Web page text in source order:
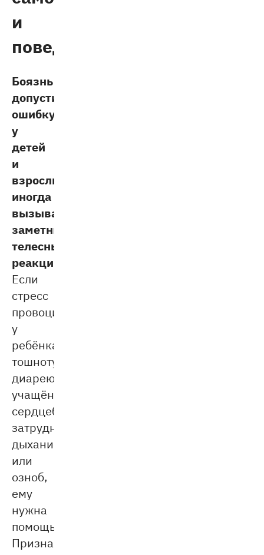
и
поведение
Боязнь
допустить
ошибку
у
детей
и
взрослых
иногда
вызывает
заметные
телесные
реакции.
Если
стресс
провоцирует
у
ребёнка
тошноту,
диарею,
учащённое
сердцебиение,
затруднённое
дыхание
или
озноб,
ему
нужна
помощь.
Признаки